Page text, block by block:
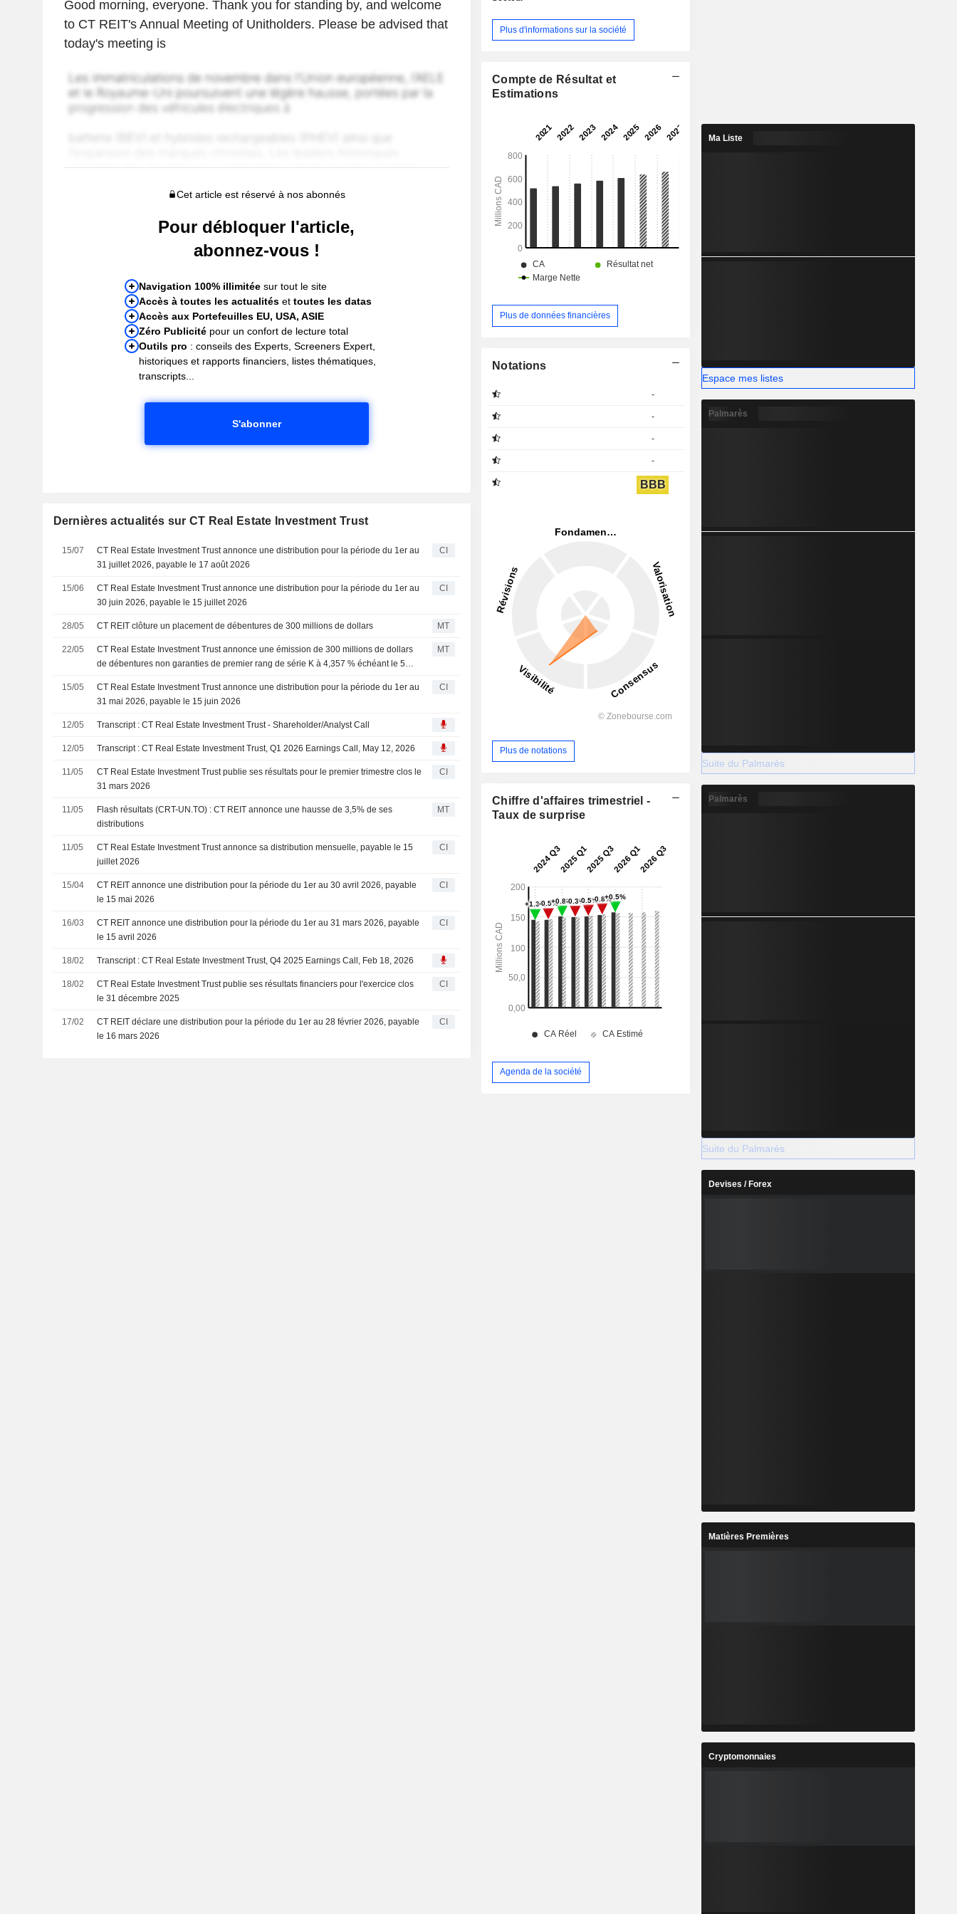
Good morning, everyone. Thank you for standing by, and welcome
to CT REIT's Annual Meeting of Unitholders. Please be advised that
today's meeting is
Cet article est réservé à nos abonnés
Pour débloquer l'article,
abonnez-vous !
Navigation 100% illimitée sur tout le site
Accès à toutes les actualités ettoutes les datas
Accès aux Portefeuilles EU, USA, ASIE
Zéro Publicité pour un confort de lecture total
Outils pro : conseils des Experts, Screeners Expert,
historiques et rapports financiers, listes thématiques,
transcripts...
S'abonner
Dernières actualités sur CT Real Estate Investment Trust
15/07
CT Real Estate Investment Trust annonce une distribution pour la période du 1er au
31 juillet 2026, payable le 17 août 2026
CI
15/06
CT Real Estate Investment Trust annonce une distribution pour la période du 1er au
30 juin 2026, payable le 15 juillet 2026
CI
28/05 CT REIT clôture un placement de débentures de 300 millions de dollars MT
22/05
CT Real Estate Investment Trust annonce une émission de 300 millions de dollars
de débentures non garanties de premier rang de série K à 4,357 % échéant le 5
MT
15/05
CT Real Estate Investment Trust annonce une distribution pour la période du 1er au
31 mai 2026, payable le 15 juin 2026
CI
12/05 Transcript : CT Real Estate Investment Trust - Shareholder/Analyst Call
12/05 Transcript : CT Real Estate Investment Trust, Q1 2026 Earnings Call, May 12, 2026
11/05
CT Real Estate Investment Trust publie ses résultats pour le premier trimestre clos le
31 mars 2026
CI
11/05
Flash résultats (CRT-UN.TO) : CT REIT annonce une hausse de 3,5% de ses
distributions
MT
11/05
CT Real Estate Investment Trust annonce sa distribution mensuelle, payable le 15
juillet 2026
CI
15/04
CT REIT annonce une distribution pour la période du 1er au 30 avril 2026, payable
le 15 mai 2026
CI
16/03
CT REIT annonce une distribution pour la période du 1er au 31 mars 2026, payable
le 15 avril 2026
CI
18/02 Transcript : CT Real Estate Investment Trust, Q4 2025 Earnings Call, Feb 18, 2026
18/02
CT Real Estate Investment Trust publie ses résultats financiers pour l'exercice clos
le 31 décembre 2025
CI
17/02
CT REIT déclare une distribution pour la période du 1er au 28 février 2026, payable
le 16 mars 2026
CI
Plus d'informations sur la société
Compte de Résultat et
Estimations
Plus de données financières
Notations
-
-
-
-
BBB
Plus de notations
Chiffre d'affaires trimestriel -
Taux de surprise
Agenda de la société
Ma Liste
Espace mes listes
Palmarès
Suite du Palmarès
Palmarès
Suite du Palmarès
Devises / Forex
Matières Premières
Cryptomonnaies